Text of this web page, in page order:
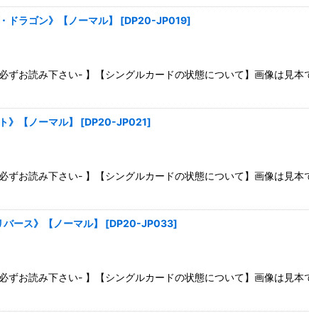
ドラゴン》【ノーマル】 [DP20-JP019]
ずお読み下さい- 】【シングルカードの状態について】画像は見
》【ノーマル】 [DP20-JP021]
ずお読み下さい- 】【シングルカードの状態について】画像は見
ース》【ノーマル】 [DP20-JP033]
ずお読み下さい- 】【シングルカードの状態について】画像は見